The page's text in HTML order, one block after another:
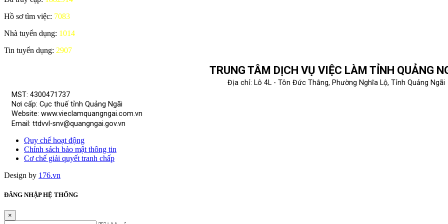
Hồ sơ tìm việc: 7083
Nhà tuyển dụng: 1014
Tin tuyển dụng: 2907
TRUNG TÂM DỊCH VỤ VIỆC LÀM TỈNH QUẢNG
Địa chỉ: Lô 4L - Tôn Đức Thắng, Phường Nghĩa Lộ, Tỉnh Quảng Ngãi
MST: 4300471737
Nơi cấp: Cục thuế tỉnh Quảng Ngãi
Website: www.vieclamquangngai.com.vn
Email: ttdvvl-snv@quangngai.gov.vn
Quy chế hoạt động
Chính sách bảo mật thông tin
Cơ chế giải quyết tranh chấp
Design by 176.vn
ĐĂNG NHẬP HỆ THỐNG
×